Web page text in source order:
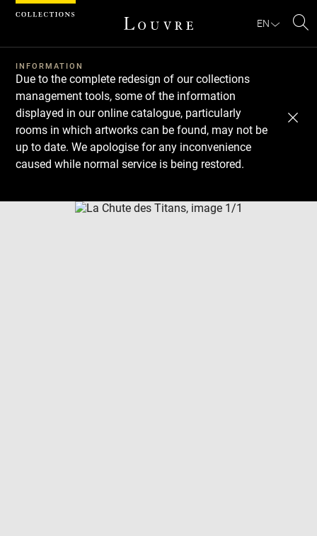
EN
INFORMATION
Due to the complete redesign of our collections
management tools, some of the information
displayed in our online catalogue, particularly
rooms in which artworks can be found, may not be
up to date. We apologise for any inconvenience
caused while normal service is being restored.
Download
Next
Previous
Cookies management panel